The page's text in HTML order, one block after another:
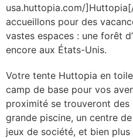
usa.huttopia.com/
accueillons pour des
vastes espaces : une forêt
encore aux États-Unis.
Votre tente Huttopia en
camp de base pour vos
proximité se trouveront des
grande piscine, un centre
jeux de société, et bien